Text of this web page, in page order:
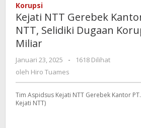
PT
Jamkrida
Dugaan
Dana
Rp
Korupsi
Kejati NTT Gerebek
NTT, Selidiki Dugaan
Miliar
Januari 23, 2025
oleh
-
1618 Dilihat
oleh Hiro Tuames
Tim Aspidsus Kejati NTT Gerebek Kantor
Kejati NTT)